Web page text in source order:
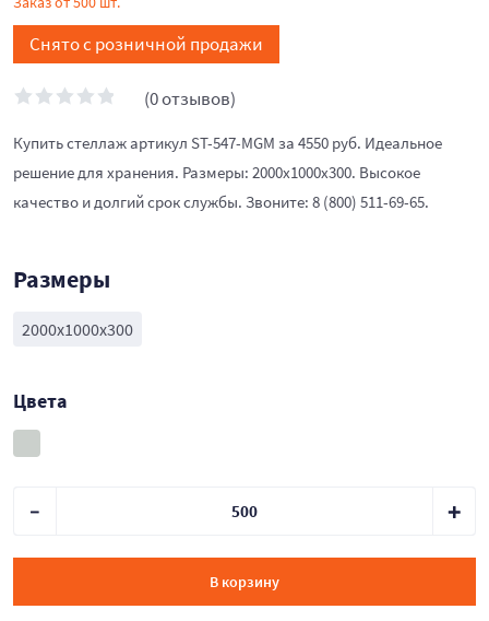
Снято с розничной продажи
(0 отзывов)
Купить стеллаж артикул ST-547-MGM за 4550 руб. Идеальное
решение для хранения. Размеры: 2000х1000х300. Высокое
качество и долгий срок службы. Звоните: 8 (800) 511-69-65.
Размеры
2000х1000х300
Цвета
В корзину